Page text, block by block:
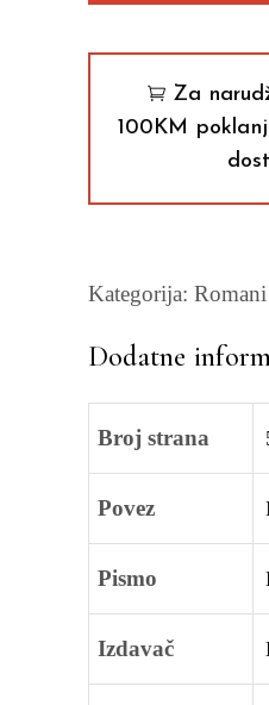
Za
100KM
Kategorija: Romani
Dodatne
Broj strana
Povez
Pismo
Izdavač